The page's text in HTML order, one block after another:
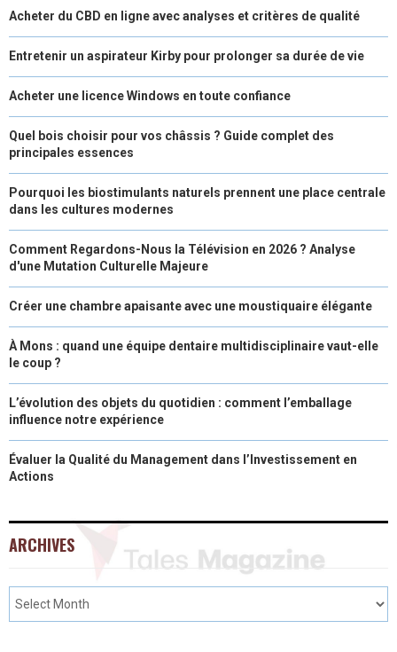
Acheter du CBD en ligne avec analyses et critères de qualité
Entretenir un aspirateur Kirby pour prolonger sa durée de vie
Acheter une licence Windows en toute confiance
Quel bois choisir pour vos châssis ? Guide complet des
principales essences
Pourquoi les biostimulants naturels prennent une place centrale
dans les cultures modernes
Comment Regardons-Nous la Télévision en 2026 ? Analyse
d'une Mutation Culturelle Majeure
Créer une chambre apaisante avec une moustiquaire élégante
À Mons : quand une équipe dentaire multidisciplinaire vaut-elle
le coup ?
L’évolution des objets du quotidien : comment l’emballage
influence notre expérience
Évaluer la Qualité du Management dans l’Investissement en
Actions
ARCHIVES